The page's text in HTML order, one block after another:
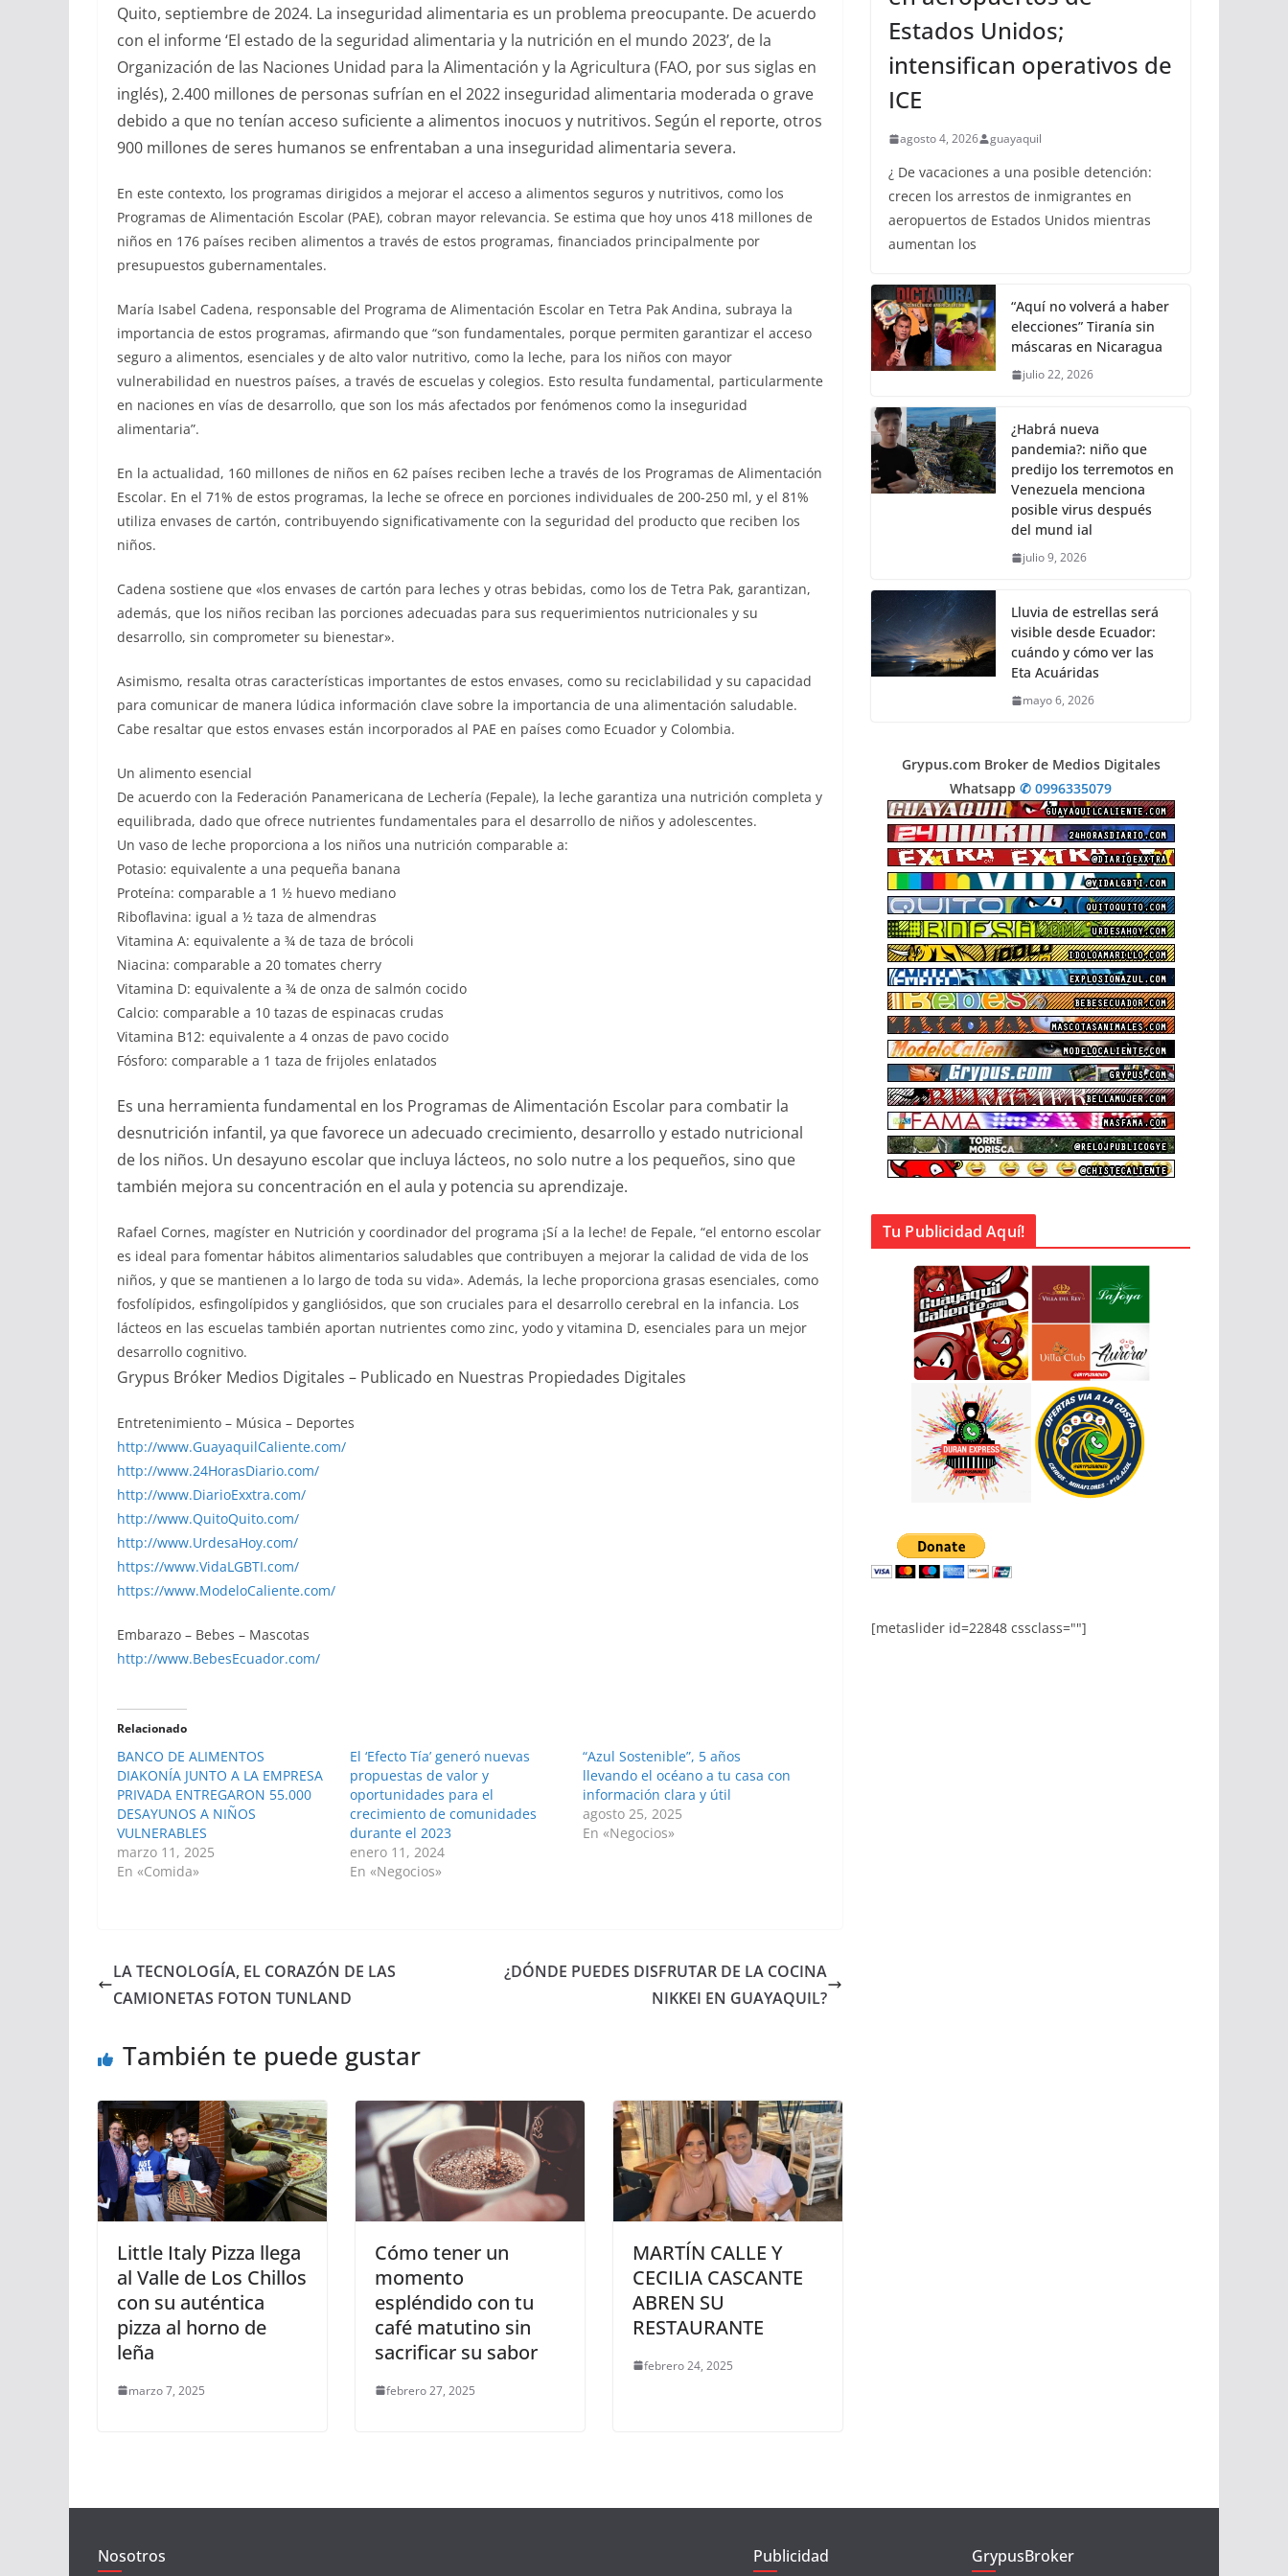
Quito, septiembre de 2024. La inseguridad alimentaria es un problema preocupante. De acuerdo
con el informe ‘El estado de la seguridad alimentaria y la nutrición en el mundo 2023’, de la
Organización de las Naciones Unidad para la Alimentación y la Agricultura (FAO, por sus siglas en
inglés), 2.400 millones de personas sufrían en el 2022 inseguridad alimentaria moderada o grave
debido a que no tenían acceso suficiente a alimentos inocuos y nutritivos. Según el reporte, otros
900 millones de seres humanos se enfrentaban a una inseguridad alimentaria severa.
En este contexto, los programas dirigidos a mejorar el acceso a alimentos seguros y nutritivos, como los
Programas de Alimentación Escolar (PAE), cobran mayor relevancia. Se estima que hoy unos 418 millones de
niños en 176 países reciben alimentos a través de estos programas, financiados principalmente por
presupuestos gubernamentales.
María Isabel Cadena, responsable del Programa de Alimentación Escolar en Tetra Pak Andina, subraya la
importancia de estos programas, afirmando que “son fundamentales, porque permiten garantizar el acceso
seguro a alimentos, esenciales y de alto valor nutritivo, como la leche, para los niños con mayor
vulnerabilidad en nuestros países, a través de escuelas y colegios. Esto resulta fundamental, particularmente
en naciones en vías de desarrollo, que son los más afectados por fenómenos como la inseguridad
alimentaria”.
En la actualidad, 160 millones de niños en 62 países reciben leche a través de los Programas de Alimentación
Escolar. En el 71% de estos programas, la leche se ofrece en porciones individuales de 200-250 ml, y el 81%
utiliza envases de cartón, contribuyendo significativamente con la seguridad del producto que reciben los
niños.
Cadena sostiene que «los envases de cartón para leches y otras bebidas, como los de Tetra Pak, garantizan,
además, que los niños reciban las porciones adecuadas para sus requerimientos nutricionales y su
desarrollo, sin comprometer su bienestar».
Asimismo, resalta otras características importantes de estos envases, como su reciclabilidad y su capacidad
para comunicar de manera lúdica información clave sobre la importancia de una alimentación saludable.
Cabe resaltar que estos envases están incorporados al PAE en países como Ecuador y Colombia.
Un alimento esencial
De acuerdo con la Federación Panamericana de Lechería (Fepale), la leche garantiza una nutrición completa y
equilibrada, dado que ofrece nutrientes fundamentales para el desarrollo de niños y adolescentes.
Un vaso de leche proporciona a los niños una nutrición comparable a:
Potasio: equivalente a una pequeña banana
Proteína: comparable a 1 ½ huevo mediano
Riboflavina: igual a ½ taza de almendras
Vitamina A: equivalente a ¾ de taza de brócoli
Niacina: comparable a 20 tomates cherry
Vitamina D: equivalente a ¾ de onza de salmón cocido
Calcio: comparable a 10 tazas de espinacas crudas
Vitamina B12: equivalente a 4 onzas de pavo cocido
Fósforo: comparable a 1 taza de frijoles enlatados
Es una herramienta fundamental en los Programas de Alimentación Escolar para combatir la
desnutrición infantil, ya que favorece un adecuado crecimiento, desarrollo y estado nutricional
de los niños. Un desayuno escolar que incluya lácteos, no solo nutre a los pequeños, sino que
también mejora su concentración en el aula y potencia su aprendizaje.
Rafael Cornes, magíster en Nutrición y coordinador del programa ¡Sí a la leche! de Fepale, “el entorno escolar
es ideal para fomentar hábitos alimentarios saludables que contribuyen a mejorar la calidad de vida de los
niños, y que se mantienen a lo largo de toda su vida». Además, la leche proporciona grasas esenciales, como
fosfolípidos, esfingolípidos y gangliósidos, que son cruciales para el desarrollo cerebral en la infancia. Los
lácteos en las escuelas también aportan nutrientes como zinc, yodo y vitamina D, esenciales para un mejor
desarrollo cognitivo.
Grypus Bróker Medios Digitales – Publicado en Nuestras Propiedades Digitales
Entretenimiento – Música – Deportes
http://www.GuayaquilCaliente.com/
http://www.24HorasDiario.com/
http://www.DiarioExxtra.com/
http://www.QuitoQuito.com/
http://www.UrdesaHoy.com/
https://www.VidaLGBTI.com/
https://www.ModeloCaliente.com/
Embarazo – Bebes – Mascotas
http://www.BebesEcuador.com/
Relacionado
BANCO DE ALIMENTOS
DIAKONÍA JUNTO A LA EMPRESA
PRIVADA ENTREGARON 55.000
DESAYUNOS A NIÑOS
VULNERABLES
marzo 11, 2025
En «Comida»
El ‘Efecto Tía’ generó nuevas
propuestas de valor y
oportunidades para el
crecimiento de comunidades
durante el 2023
enero 11, 2024
En «Negocios»
“Azul Sostenible”, 5 años
llevando el océano a tu casa con
información clara y útil
agosto 25, 2025
En «Negocios»
LA TECNOLOGÍA, EL CORAZÓN DE LAS
CAMIONETAS FOTON TUNLAND
¿DÓNDE PUEDES DISFRUTAR DE LA COCINA
NIKKEI EN GUAYAQUIL?
También te puede gustar
Little Italy Pizza llega
al Valle de Los Chillos
con su auténtica
pizza al horno de
leña
marzo 7, 2025
Cómo tener un
momento
espléndido con tu
café matutino sin
sacrificar su sabor
febrero 27, 2025
MARTÍN CALLE Y
CECILIA CASCANTE
ABREN SU
RESTAURANTE
febrero 24, 2025
Estados Unidos;
intensifican operativos de
ICE
agosto 4, 2026 guayaquil
¿ De vacaciones a una posible detención:
crecen los arrestos de inmigrantes en
aeropuertos de Estados Unidos mientras
aumentan los
“Aquí no volverá a haber
elecciones” Tiranía sin
máscaras en Nicaragua
julio 22, 2026
¿Habrá nueva
pandemia?: niño que
predijo los terremotos en
Venezuela menciona
posible virus después
del mund ial
julio 9, 2026
Lluvia de estrellas será
visible desde Ecuador:
cuándo y cómo ver las
Eta Acuáridas
mayo 6, 2026
Grypus.com Broker de Medios Digitales
Whatsapp ✆ 0996335079
Tu Publicidad Aquí!
[metaslider id=22848 cssclass=""]
Nosotros Publicidad GrypusBroker